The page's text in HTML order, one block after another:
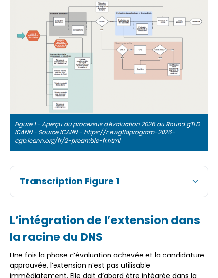
Figure 1 - Aperçu du processus d'évaluation 2026 au Round gTLD
ICANN - Source ICANN - https://newgtldprogram-2026-
agb.icann.org/fr/2-preamble-fr.html
Transcription Figure 1
L’intégration de l’extension dans
la racine du DNS
Une fois la phase d’évaluation achevée et la candidature
approuvée, l’extension n’est pas utilisable
immédiatement. Elle doit d’abord être intégrée dans la